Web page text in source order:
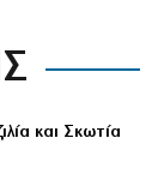
και Σκωτία